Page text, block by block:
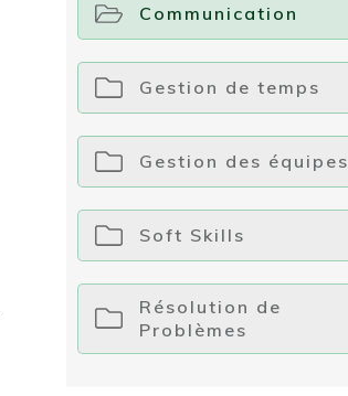
Communication
Gestion de temps
Gestion des équipes
Soft Skills
Résolution de
Problèmes